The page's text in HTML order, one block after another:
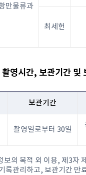
만물류과
최세헌
영시간, 보관기간 및
보관기간
촬영일로부터 30일
보의 목적 외 이용, 제3자
록관리하고, 보관기간 만